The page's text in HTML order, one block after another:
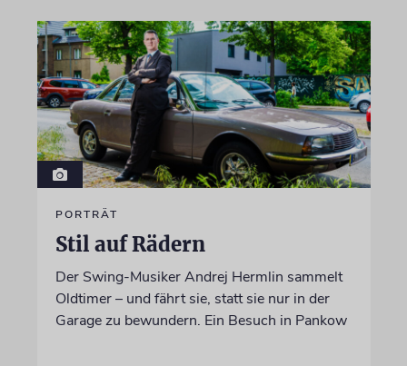
PORTRÄT
Stil auf Rädern
Der Swing-Musiker Andrej Hermlin sammelt
Oldtimer – und fährt sie, statt sie nur in der
Garage zu bewundern. Ein Besuch in Pankow